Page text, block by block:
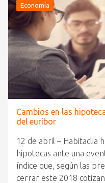
Economía
Cambios en las
del euríbor
12 de abril – Habitaclia
hipotecas ante una
índice que, según las
cerrar este 2018